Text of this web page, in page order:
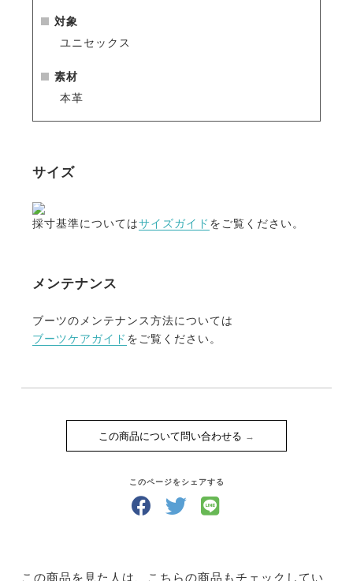
・別売りのシューレース（多色展開）とカラーリング
スはこちら
対象
ユニセックス
素材
本革
サイズ
採寸基準についてはサイズガイド をご覧ください。
メンテナンス
ブーツのメンテナンス方法については
ブーツケアガイド をご覧ください。
この商品について問い合わせる
このページをシェアする
この商品を見た人は、こちらの商品もチェックしてい